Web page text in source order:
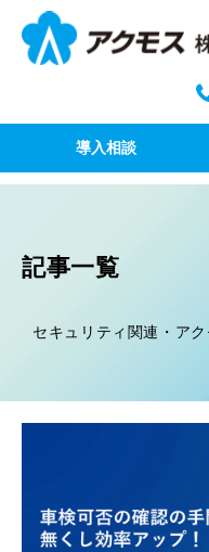
導入相談
記事一覧
セキュリティ関連・ア